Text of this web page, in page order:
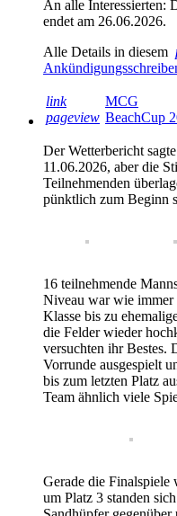
An alle Interessierten:
endet am 26.06.2026.
Alle Details in diesem
link
pageview
MCG
BeachCup
Der Wetterbericht
11.06.2026, aber die
Teilnehmenden
pünktlich zum Beginn
16 teilnehmende
Niveau war wie immer
Klasse bis zu
die Felder wieder
versuchten ihr Bestes.
Vorrunde ausgespielt
bis zum letzten Platz
Team ähnlich viele
Gerade die Finalspiele
um Platz 3 standen